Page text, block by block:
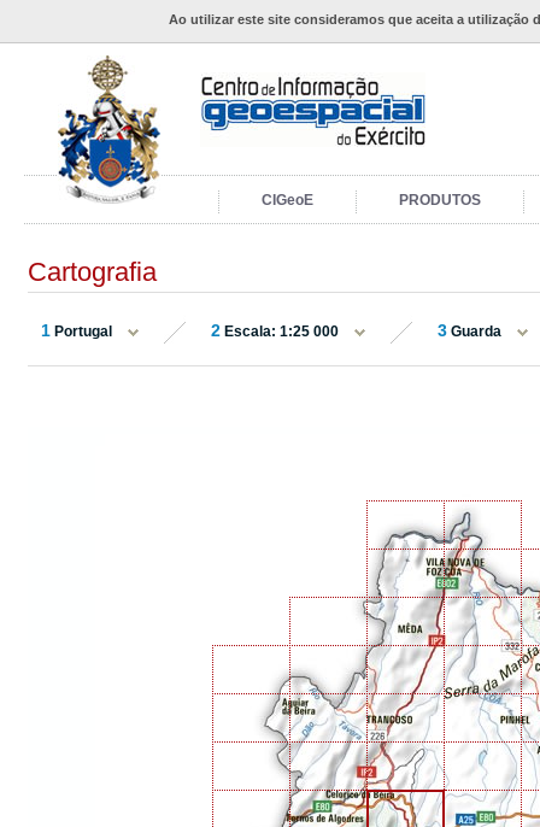
Ao utilizar este site consideramos que aceita a utilização
CIGeoE PRODUTOS
Cartografia
1 Portugal 2 Escala: 1:25 000 3 Guarda